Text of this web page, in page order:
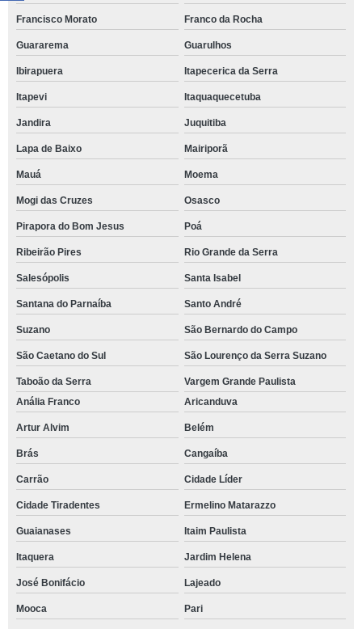
Francisco Morato Franco da Rocha
Guararema Guarulhos
Ibirapuera Itapecerica da Serra
Itapevi Itaquaquecetuba
Jandira Juquitiba
Lapa de Baixo Mairiporã
Mauá Moema
Mogi das Cruzes Osasco
Pirapora do Bom Jesus Poá
Ribeirão Pires Rio Grande da Serra
Salesópolis Santa Isabel
Santana do Parnaíba Santo André
Suzano São Bernardo do Campo
São Caetano do Sul São Lourenço da Serra Suzano
Taboão da Serra
Vargem Grande Paulista
Anália Franco
Aricanduva
Artur Alvim Belém
Brás Cangaíba
Carrão Cidade Líder
Cidade Tiradentes Ermelino Matarazzo
Guaianases Itaim Paulista
Itaquera Jardim Helena
José Bonifácio Lajeado
Mooca Pari